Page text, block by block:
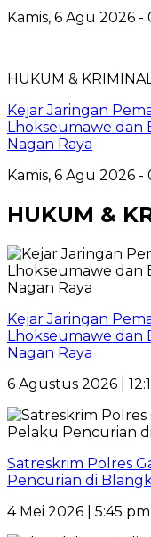
Kamis, 6 Agu 2026 -
HUKUM &
Kejar Jaringan
Lhokseumawe dan
Nagan Raya
Kamis, 6 Agu 2026 -
HUKUM &
Kejar Jaringan
Lhokseumawe dan
Nagan Raya
6 Agustus 2026 |
Satreskrim Polres
Pencurian di
4 Mei 2026 | 5:45